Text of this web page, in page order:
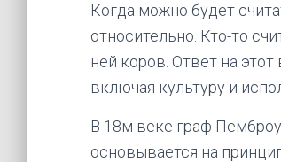
Когда можно будет
относительно. Кто-то
ней коров. Ответ на
включая культуру и
В 18м веке граф
основывается на